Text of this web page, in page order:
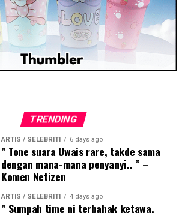
TRENDING
ARTIS / SELEBRITI 6 days ago
” Tone suara Uwais rare, takde sama
dengan mana-mana penyanyi.. ” –
Komen Netizen
ARTIS / SELEBRITI 4 days ago
” Sumpah time ni terbahak ketawa.